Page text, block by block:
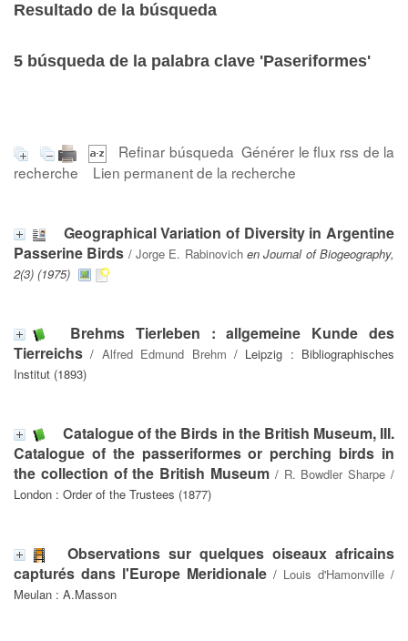
Resultado de la búsqueda
5 búsqueda de la palabra clave 'Paseriformes'
Refinar búsqueda Générer le flux rss de la
recherche
Lien permanent de la recherche
Geographical Variation of Diversity in Argentine
Passerine Birds /Jorge E. Rabinovich en Journal of Biogeography,
2(3) (1975)
Brehms Tierleben : allgemeine Kunde des
Tierreichs / Alfred Edmund Brehm / Leipzig : Bibliographisches
Institut (1893)
Catalogue of the Birds in the British Museum, III.
Catalogue of the passeriformes or perching birds in
the collection of the British Museum / R. Bowdler Sharpe /
London : Order of the Trustees (1877)
Observations sur quelques oiseaux africains
capturés dans l'Europe Meridionale / Louis d'Hamonville /
Meulan : A.Masson